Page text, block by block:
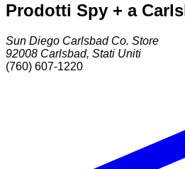
Prodotti Spy + a
Sun Diego Carlsbad Co. Store
92008 Carlsbad, Stati Uniti
(760) 607-1220